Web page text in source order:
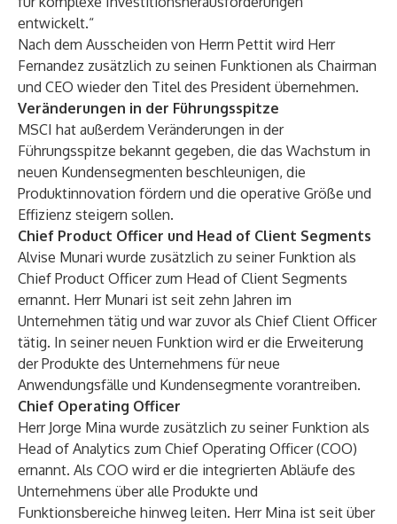
entwickelt.“
Nach dem Ausscheiden von Herrn Pettit wird Herr
Fernandez zusätzlich zu seinen Funktionen als Chairman
und CEO wieder den Titel des President übernehmen.
Veränderungen in der Führungsspitze
MSCI hat außerdem Veränderungen in der
Führungsspitze bekannt gegeben, die das Wachstum in
neuen Kundensegmenten beschleunigen, die
Produktinnovation fördern und die operative Größe und
Effizienz steigern sollen.
Chief Product Officer und Head of Client Segments
Alvise Munari wurde zusätzlich zu seiner Funktion als
Chief Product Officer zum Head of Client Segments
ernannt. Herr Munari ist seit zehn Jahren im
Unternehmen tätig und war zuvor als Chief Client Officer
tätig. In seiner neuen Funktion wird er die Erweiterung
der Produkte des Unternehmens für neue
Anwendungsfälle und Kundensegmente vorantreiben.
Chief Operating Officer
Herr Jorge Mina wurde zusätzlich zu seiner Funktion als
Head of Analytics zum Chief Operating Officer (COO)
ernannt. Als COO wird er die integrierten Abläufe des
Unternehmens über alle Produkte und
Funktionsbereiche hinweg leiten. Herr Mina ist seit über